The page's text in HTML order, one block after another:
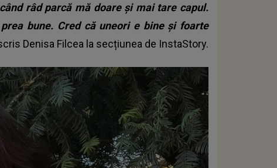
râd parcă mă doare și mai tare capul.
bune. Cred că uneori e bine și foarte
Denisa Filcea la secțiunea de InstaStory.